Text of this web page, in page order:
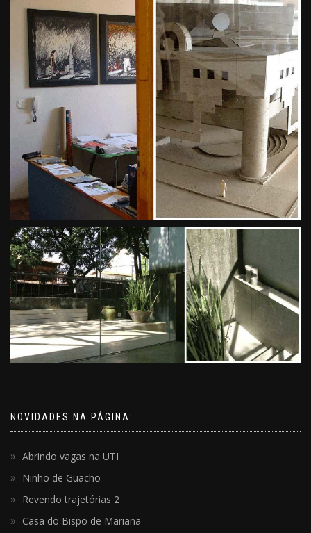
NOVIDADES NA PÁGINA:
Abrindo vagas na UTI
Ninho de Guacho
Revendo trajetórias 2
Casa do Bispo de Mariana